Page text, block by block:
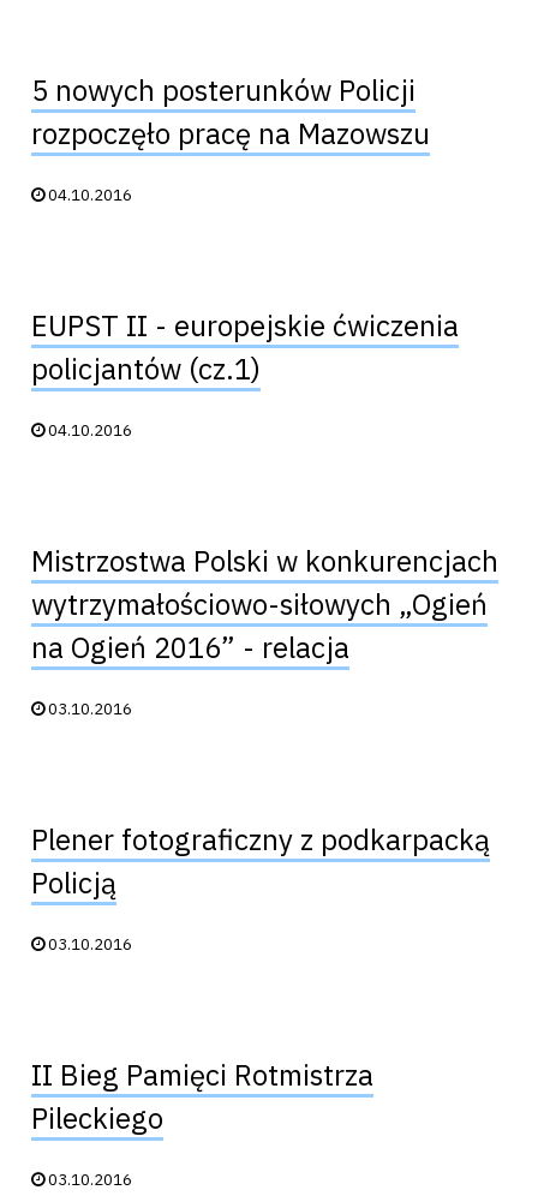
5 nowych posterunków Policji
rozpoczęło pracę na Mazowszu
Data publikacji:
04.10.2016
EUPST II - europejskie ćwiczenia
policjantów (cz.1)
Data publikacji:
04.10.2016
Mistrzostwa Polski w konkurencjach
wytrzymałościowo-siłowych „Ogień
na Ogień 2016” - relacja
Data publikacji:
03.10.2016
Plener fotograficzny z podkarpacką
Policją
Data publikacji:
03.10.2016
II Bieg Pamięci Rotmistrza
Pileckiego
Data publikacji:
03.10.2016